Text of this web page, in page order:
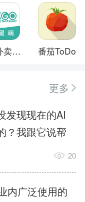
校园外卖GO跑腿系统 番茄ToDo
更多
现现在的AI
？我跟它说帮
上的闹钟，它
，就是个只会
20
广泛使用的